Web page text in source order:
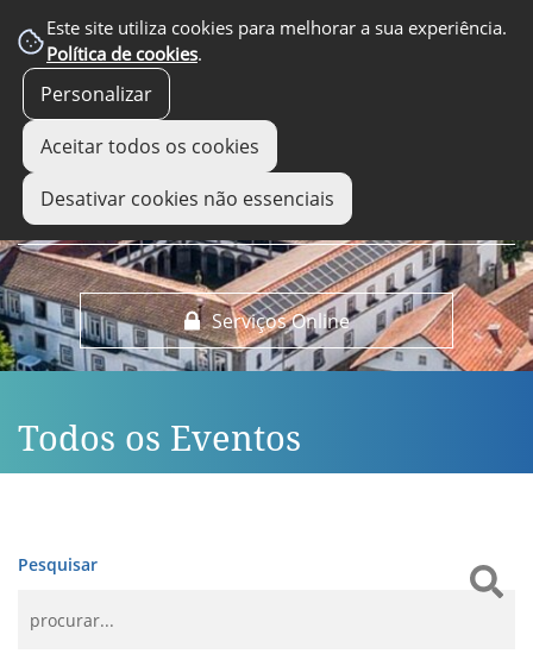
Este site utiliza cookies para melhorar a sua experiência.
Política de cookies.
Personalizar
Aceitar todos os cookies
Desativar cookies não essenciais
Serviços Online
EM DESTAQUE
Todos os Eventos
Pesquisar